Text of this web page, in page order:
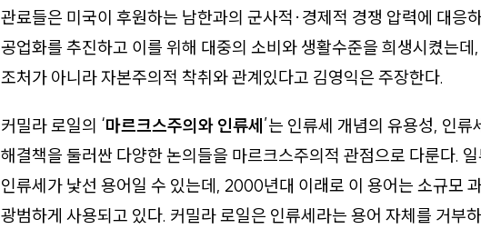
관료들은 미국이 후원하는 남한과의 군사적·경제적 경쟁 압력에 대응
공업화를 추진하고 이를 위해 대중의 소비와 생활수준을 희생시켰는데
조처가 아니라 자본주의적 착취와 관계있다고 김영익은 주장한다.
커밀라 로일의 ‘마르크스주의와 인류세’는 인류세 개념의 유용성, 인류
해결책을 둘러싼 다양한 논의들을 마르크스주의적 관점으로 다룬다.
인류세가 낯선 용어일 수 있는데, 2000년대 이래로 이 용어는 소규모
광범하게 사용되고 있다. 커밀라 로일은 인류세라는 용어 자체를 거부